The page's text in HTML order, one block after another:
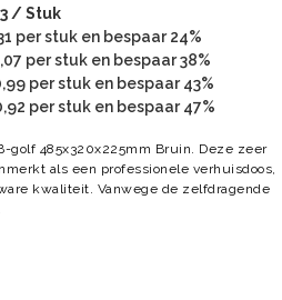
/ Stuk
per stuk en bespaar 24%
per stuk en bespaar 38%
per stuk en bespaar 43%
per stuk en bespaar 47%
golf 485x320x225mm Bruin. Deze zeer
als een professionele verhuisdoos,
kwaliteit. Vanwege de zelfdragende